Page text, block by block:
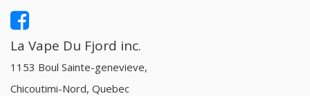
La Vape Du Fjord inc.
1153 Boul Sainte-genevieve,
Chicoutimi-Nord, Quebec